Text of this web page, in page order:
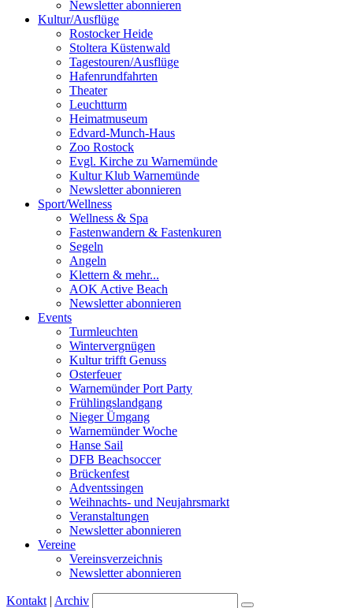
Newsletter abonnieren
Kultur/Ausflüge
Rostocker Heide
Stoltera Küstenwald
Tagestouren/Ausflüge
Hafenrundfahrten
Theater
Leuchtturm
Heimatmuseum
Edvard-Munch-Haus
Zoo Rostock
Evgl. Kirche zu Warnemünde
Kultur Klub Warnemünde
Newsletter abonnieren
Sport/Wellness
Wellness & Spa
Fastenwandern & Fastenkuren
Segeln
Angeln
Klettern & mehr...
AOK Active Beach
Newsletter abonnieren
Events
Turmleuchten
Wintervergnügen
Kultur trifft Genuss
Osterfeuer
Warnemünder Port Party
Frühlingslandgang
Nieger Ümgang
Warnemünder Woche
Hanse Sail
DFB Beachsoccer
Brückenfest
Adventssingen
Weihnachts- und Neujahrsmarkt
Veranstaltungen
Newsletter abonnieren
Vereine
Vereinsverzeichnis
Newsletter abonnieren
Kontakt | Archiv